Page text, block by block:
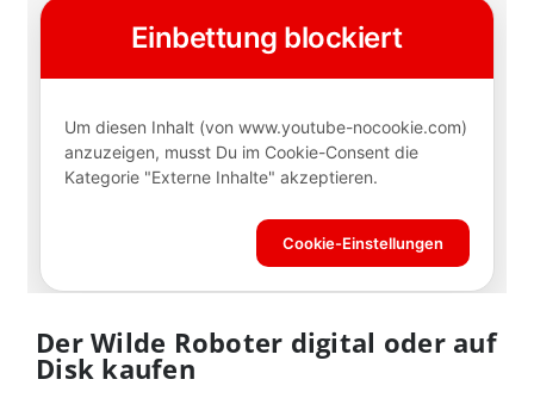
Der Wilde Roboter digital oder auf
Disk kaufen